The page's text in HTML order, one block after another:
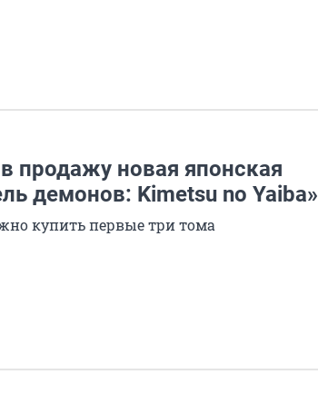
продажу новая японская
демонов: Kimetsu no Yaiba»
купить первые три тома